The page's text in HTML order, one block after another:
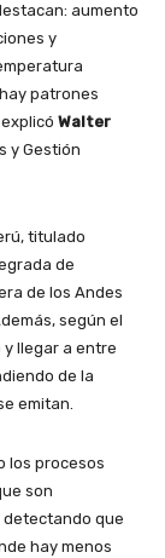
aumento
y
patrones
Walter
y Gestión
titulado
de
de los Andes
según el
llegar a entre
de la
emitan.
los procesos
son
detectando que
hay menos